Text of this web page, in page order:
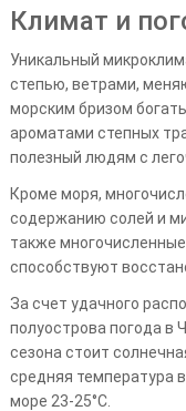
Климат и
Уникальный
степью, ветрами,
морским бризом
ароматами степных
полезный людям с
Кроме моря,
содержанию солей и
также
способствуют
За счет удачного
полуострова погода в
сезона стоит
средняя температура
море 23-25°C.